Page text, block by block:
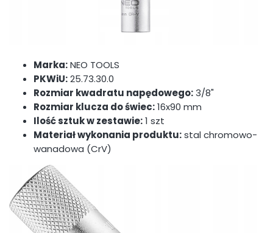
Marka:NEO TOOLS
PKWiU:25.73.30.0
Rozmiar kwadratu napędowego:3/8"
Rozmiar klucza do świec:16x90 mm
Ilość sztuk w zestawie:1 szt
Materiał wykonania produktu:stal chromowo-
wanadowa (CrV)